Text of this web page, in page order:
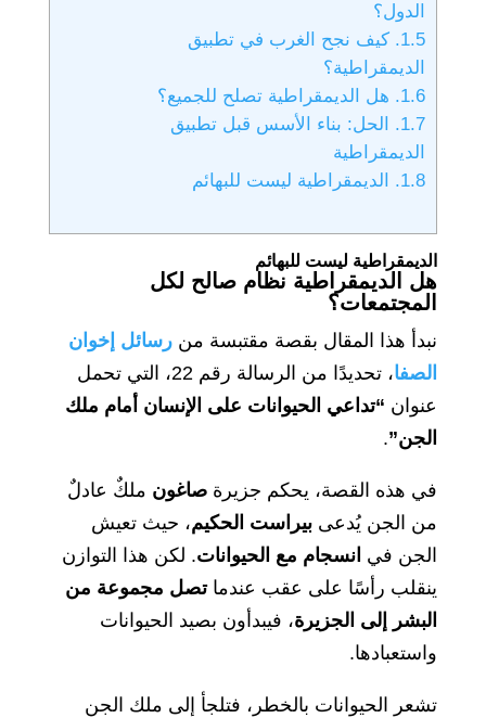
الدول؟
1.5. كيف نجح الغرب في تطبيق
الديمقراطية؟
1.6.
هل الديمقراطية تصلح للجميع؟
1.7.
الحل: بناء الأسس قبل تطبيق
الديمقراطية
1.8.
الديمقراطية ليست للبهائم
الديمقراطية ليست للبهائم
هل الديمقراطية نظام صالح لكل
المجتمعات؟
نبدأ هذا المقال بقصة مقتبسة من رسائل إخوان
الصفا
، تحديدًا من الرسالة رقم 22، التي تحمل
عنوان “تداعي الحيوانات على الإنسان أمام ملك
الجن”.
في هذه القصة، يحكم جزيرة صاغون ملكٌ عادلٌ
من الجن يُدعى بيراست الحكيم، حيث تعيش
الجن في انسجام مع الحيوانات. لكن هذا التوازن
ينقلب رأسًا على عقب عندماتصل مجموعة من
البشر إلى الجزيرة، فيبدأون بصيد الحيوانات
واستعبادها.
تشعر الحيوانات بالخطر، فتلجأ إلى ملك الجن